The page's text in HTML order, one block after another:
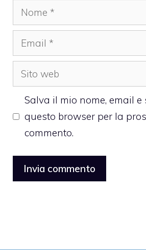
Nome
Email
Sito
web
Salva il mio nome, email e
questo browser per la
commento.